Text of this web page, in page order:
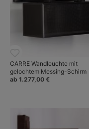
CARRE Wandleuchte mit
gelochtem Messing-Schirm
ab 1.277,00 €